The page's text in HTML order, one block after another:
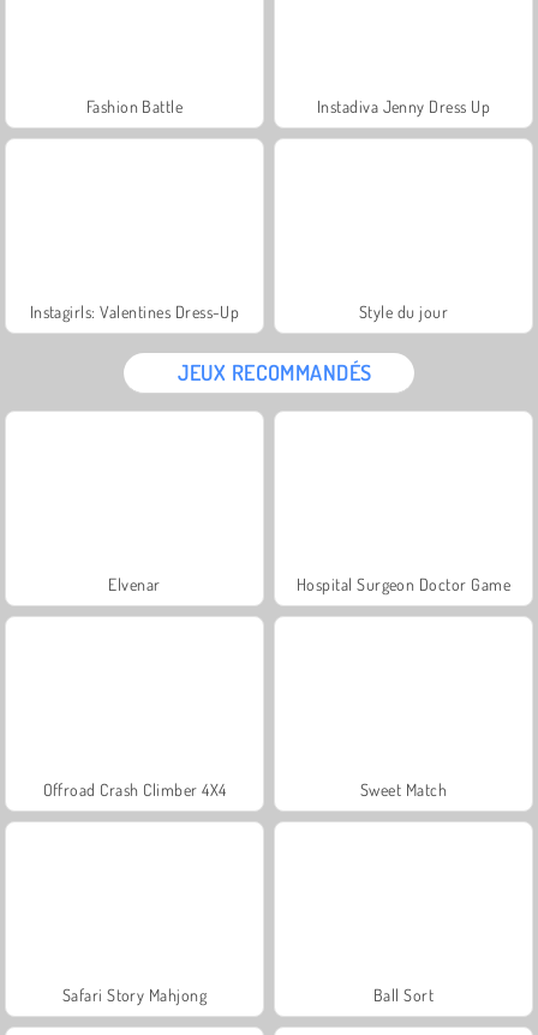
Fashion Battle Instadiva Jenny Dress Up
Instagirls: Valentines Dress-Up Style du jour
JEUX RECOMMANDÉS
Elvenar Hospital Surgeon Doctor Game
Offroad Crash Climber 4X4 Sweet Match
Safari Story Mahjong Ball Sort